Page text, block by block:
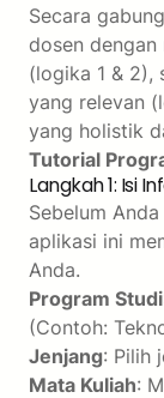
Secara
dosen
(logika 1 & 2),
yang relevan
yang holistik
Tutorial
Langkah 1: Isi
Sebelum
aplikasi ini
Anda.
Program Studi
(Contoh:
Jenjang: Pilih
Mata Kuliah: